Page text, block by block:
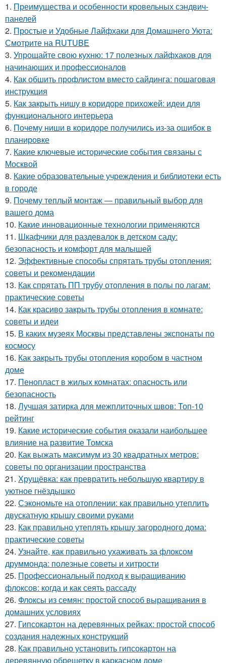
1. Преимущества и особенности кровельных сэндвич-
панелей
2. Простые и Удобные Лайфхаки для Домашнего Уюта:
Смотрите на RUTUBE
3. Упрощайте свою кухню: 17 полезных лайфхаков для
начинающих и профессионалов
4. Как обшить профлистом вместо сайдинга: пошаговая
инструкция
5. Как закрыть нишу в коридоре прихожей: идеи для
функционального интерьера
6. Почему ниши в коридоре получились из-за ошибок в
планировке
7. Какие ключевые исторические события связаны с
Москвой
8. Какие образовательные учреждения и библиотеки есть
в городе
9. Почему теплый монтаж — правильный выбор для
вашего дома
10. Какие инновационные технологии применяются
11. Шкафчики для раздевалок в детском саду:
безопасность и комфорт для малышей
12. Эффективные способы спрятать трубы отопления:
советы и рекомендации
13. Как спрятать ПП трубу отопления в полы по лагам:
практические советы
14. Как красиво закрыть трубы отопления в комнате:
советы и идеи
15. В каких музеях Москвы представлены экспонаты по
космосу
16. Как закрыть трубы отопления коробом в частном
доме
17. Пенопласт в жилых комнатах: опасность или
безопасность
18. Лучшая затирка для межплиточных швов: Топ-10
рейтинг
19. Какие исторические события оказали наибольшее
влияние на развитие Томска
20. Как выжать максимум из 30 квадратных метров:
советы по организации пространства
21. Хрущёвка: как превратить небольшую квартиру в
уютное гнёздышко
22. Сэкономьте на отоплении: как правильно утеплить
двускатную крышу своими руками
23. Как правильно утеплять крышу загородного дома:
практические советы
24. Узнайте, как правильно ухаживать за флоксом
друммонда: полезные советы и хитрости
25. Профессиональный подход к выращиванию
флоксов: когда и как сеять рассаду
26. Флоксы из семян: простой способ выращивания в
домашних условиях
27. Гипсокартон на деревянных рейках: простой способ
создания надежных конструкций
28. Как правильно установить гипсокартон на
деревянную обрешетку в каркасном доме